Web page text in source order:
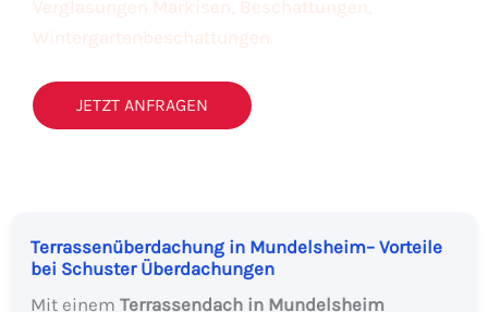
Verglasungen Markisen, Beschattungen,
Wintergartenbeschattungen.
JETZT ANFRAGEN
Terrassenüberdachung in Mundelsheim– Vorteile
bei Schuster Überdachungen
Mit einem Terrassendach in Mundelsheim